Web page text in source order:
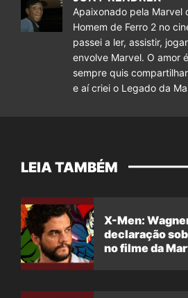
Apaixonado pela Marvel
Homem de Ferro 2 no
passei a ler, assistir,
envolve Marvel. O amor
sempre quis
e aí criei o Legado da
LEIA TAMBÉM
X-Men:
declaração
no filme da